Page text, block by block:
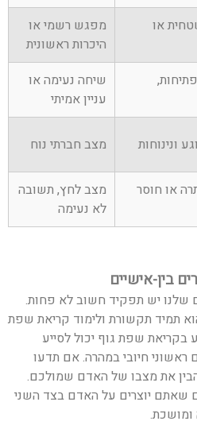
או
מפגש רשמי או
היכרות ראשונית
שיחה נעימה או
עניין אמיתי
ונינוחות מצב חברתי נוח
או חוסר
מצב לחץ, תשובה
לא נעימה
בין-אישיים
שלנו יש תפקיד חשוב לא פחות.
תמיד תקשורת ולימוד קריאת שפת
שפת גוף יכול לסייע
ראשוני חיובי במהרה. אם תדעו
את מצבו של האדם שמולכם.
שאתם יוצרים על האדם בצד השני